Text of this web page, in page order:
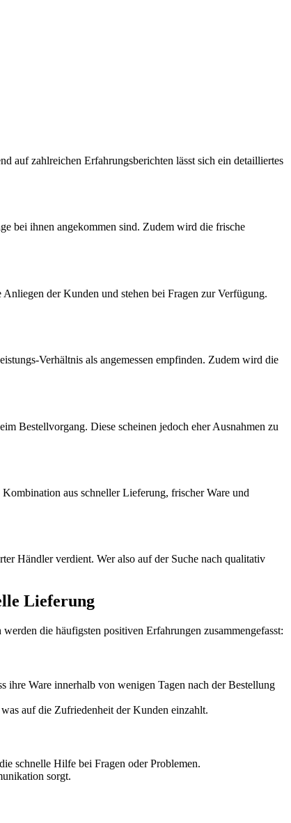
auf zahlreichen Erfahrungsberichten lässt sich ein detailliertes
bei ihnen angekommen sind. Zudem wird die frische
der Kunden und stehen bei Fragen zur Verfügung.
Verhältnis als angemessen empfinden. Zudem wird die
Bestellvorgang. Diese scheinen jedoch eher Ausnahmen zu
aus schneller Lieferung, frischer Ware und
Händler verdient. Wer also auf der Suche nach qualitativ
Lieferung
die häufigsten positiven Erfahrungen zusammengefasst:
ihre Ware innerhalb von wenigen Tagen nach der Bestellung
auf die Zufriedenheit der Kunden einzahlt.
schnelle Hilfe bei Fragen oder Problemen.
sorgt.